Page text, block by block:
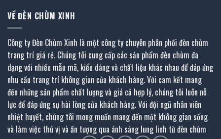
VỀ ĐÈN CHÙM XINH
Công ty Đèn Chùm Xinh là một công ty chuyên phân phối đèn chùm
trang trí giá rẻ. Chúng tôi cung cấp các sản phẩm đèn chùm đa
dạng với nhiều mẫu mã, kiểu dáng và chất liệu khác nhau để đáp ứng
nhu cầu trang trí không gian của khách hàng. Với cam kết mang
đến những sản phẩm chất lượng và giá cả hợp lý, chúng tôi luôn nỗ
lực để đáp ứng sự hài lòng của khách hàng. Với đội ngũ nhân viên
nhiệt huyết, chúng tôi mong muốn mang đến một không gian sống
và làm việc thú vị và ấn tượng qua ánh sáng lung linh từ đèn chùm